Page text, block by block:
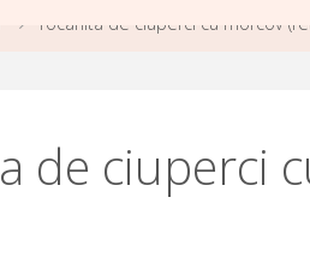
Tocanita de ciuperci cu morcov
de ciuperci